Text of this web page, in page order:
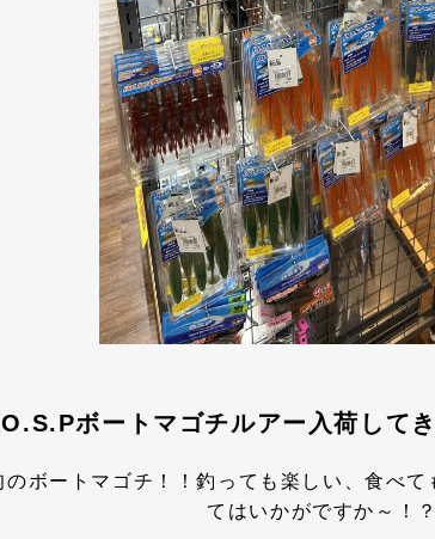
O.S.Pボートマゴチルアー入荷して
のボートマゴチ！！釣っても楽しい、食べ
てはいかがですか～！